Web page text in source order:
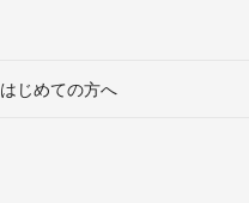
はじめての方へ